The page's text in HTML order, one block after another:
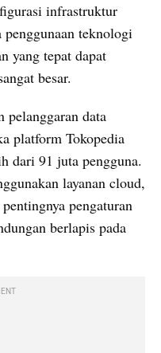
infrastruktur
teknologi
yang tepat dapat
besar.
pelanggaran data
platform Tokopedia
dari 91 juta pengguna.
layanan cloud,
pengaturan
berlapis pada